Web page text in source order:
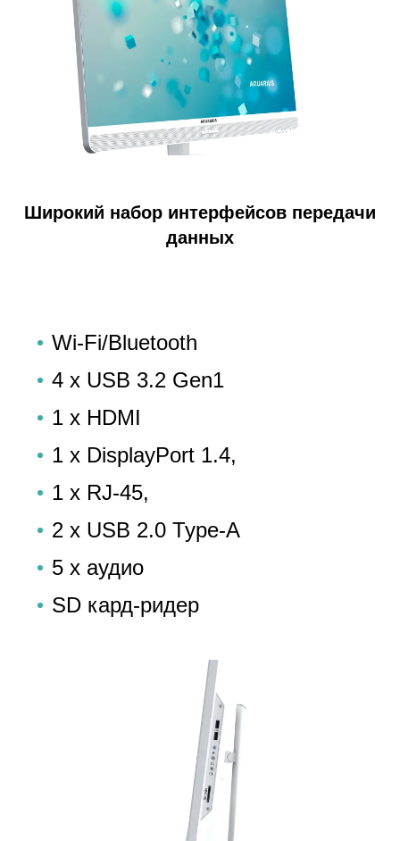
Широкий набор интерфейсов передачи
данных
Wi-Fi/Bluetooth
4 x USB 3.2 Gen1
1 x HDMI
1 x DisplayPort 1.4,
1 x RJ-45,
2 x USB 2.0 Type-A
5 x аудио
SD кард-ридер